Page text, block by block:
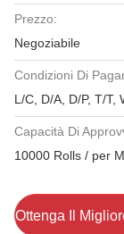
Prezzo:
Negoziabile
Condizioni Di
L/C, D/A, D/P, T/T,
Capacità Di
10000 Rolls / per